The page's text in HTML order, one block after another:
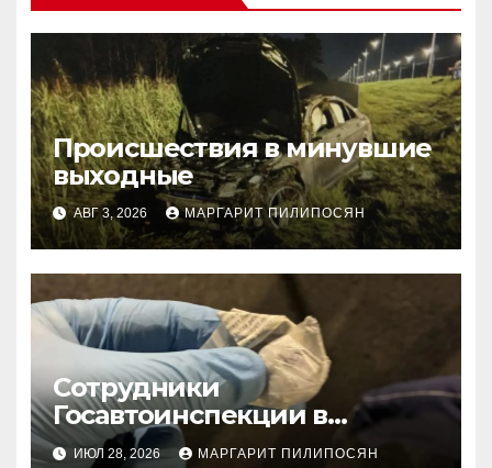
Происшествия в минувшие
выходные
АВГ 3, 2026 МАРГАРИТ ПИЛИПОСЯН
Сотрудники
Госавтоинспекции в
Тюменском районе
ИЮЛ 28, 2026 МАРГАРИТ ПИЛИПОСЯН